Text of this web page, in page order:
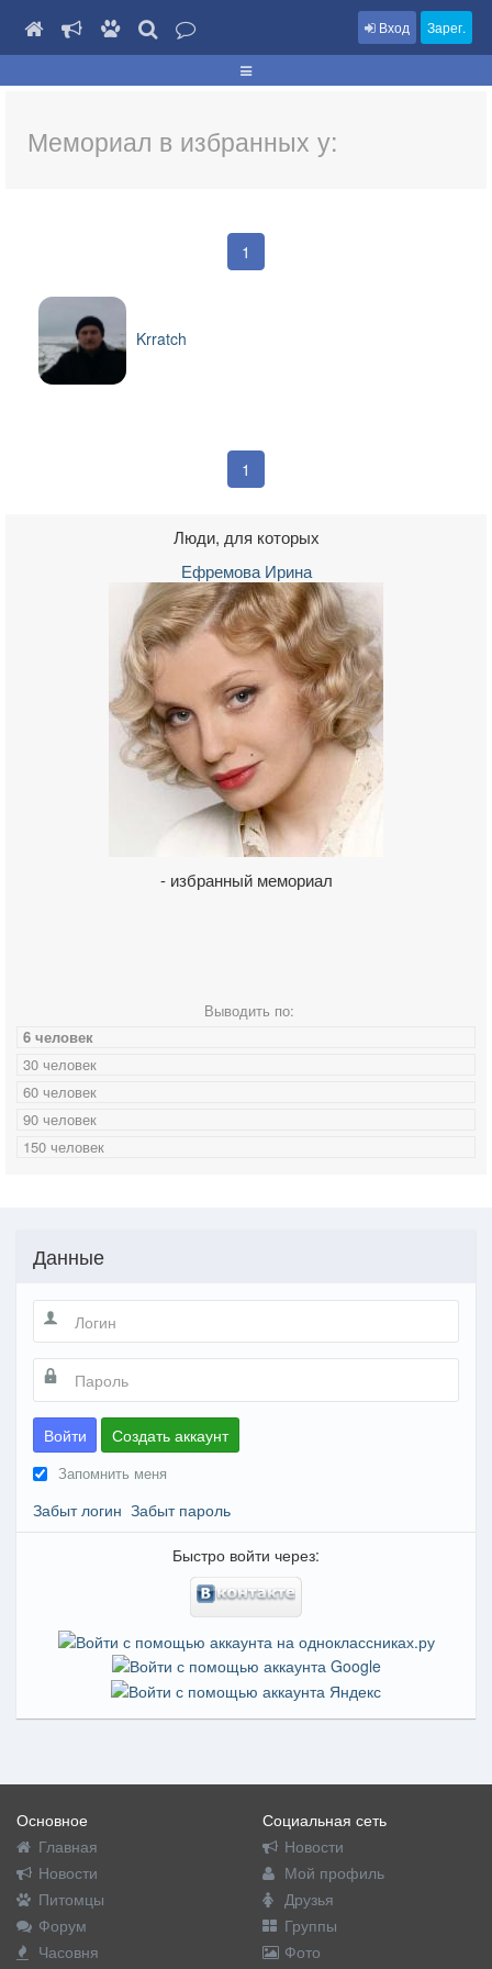
Вход Зарег.
Мемориал в избранных у:
1
Krratch
1
Люди, для которых
Ефремова Ирина
- избранный мемориал
Выводить по:
6 человек
30 человек
60 человек
90 человек
150 человек
Данные
Войти Создать аккаунт
Запомнить меня
Забыт логин Забыт пароль
Быстро войти через:
Основное
Главная
Новости
Питомцы
Форум
Часовня
Социальная сеть
Новости
Мой профиль
Друзья
Группы
Фото